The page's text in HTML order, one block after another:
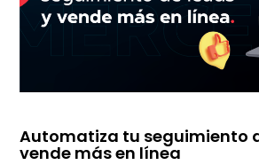
Automatiza tu seguimiento
vende más en línea